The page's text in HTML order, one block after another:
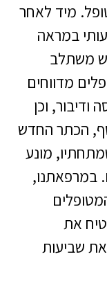
מיד לאחר
במראה
משתלב
מדווחים
וכן
הכתר החדש
מונע
במרפאתנו,
את
שביעות